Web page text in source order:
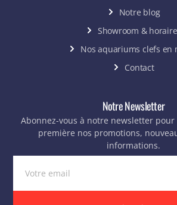
Notre blog
Showroom &
Nos aquariums clefs en
Contact
Notre Newsletter
Abonnez-vous à notre newsletter
première nos promotions,
informations.